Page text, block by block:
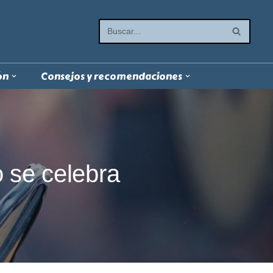
Consejos y recomendaciones
se celebra